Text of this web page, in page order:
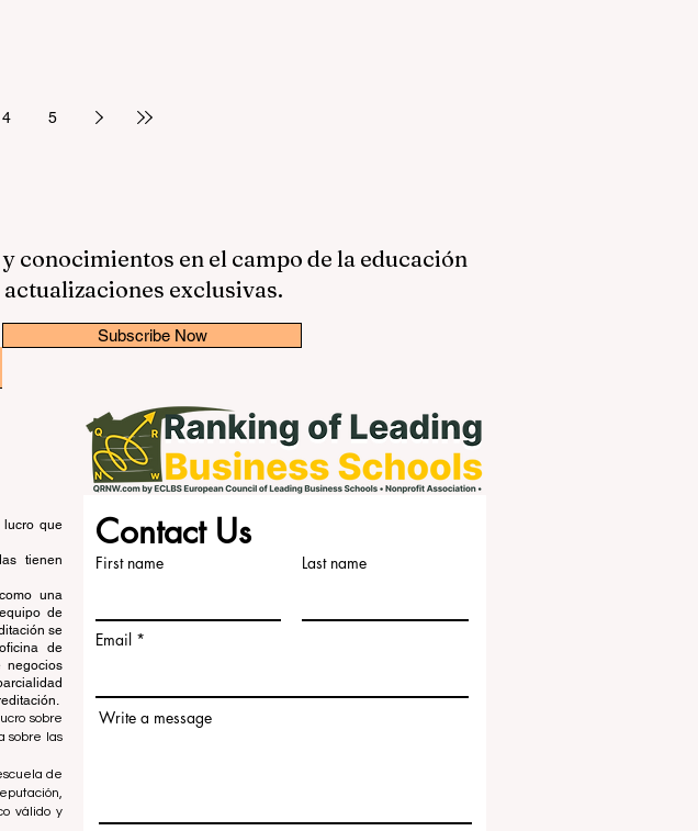
4 5
conocimientos en el campo de la educación
exclusivas.
Subscribe Now
lucro que
tienen
una
de
se
de
negocios
sobre
sobre las
de
válido y
Contact Us
First name Last name
Email
Write a message